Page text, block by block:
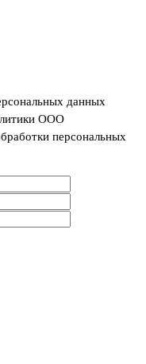
данных
ООО
персональных